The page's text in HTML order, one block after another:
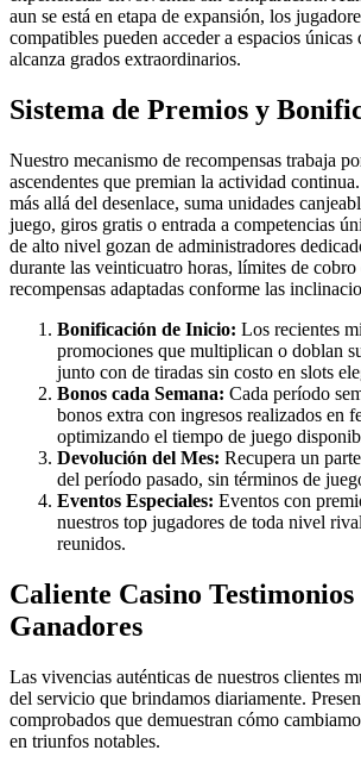
aun se está en etapa de expansión, los
compatibles pueden acceder a espacios
alcanza grados extraordinarios.
Sistema de Premios y
Nuestro mecanismo de recompensas trabaja
ascendentes que premian la actividad
más allá del desenlace, suma unidades
juego, giros gratis o entrada a competencias
de alto nivel gozan de administradores
durante las veinticuatro horas, límites de cobro
recompensas adaptadas conforme las
Bonificación de Inicio: Los recientes
promociones que multiplican o doblan
junto con de tiradas sin costo en slots
Bonos cada Semana: Cada período
bonos extra con ingresos realizados en
optimizando el tiempo de juego
Devolución del Mes: Recupera un
del período pasado, sin términos de
Eventos Especiales: Eventos con
nuestros top jugadores de toda nivel
reunidos.
Caliente Casino Testimonios
Ganadores
Las vivencias auténticas de nuestros clientes
del servicio que brindamos diariamente.
comprobados que demuestran cómo
en triunfos notables.